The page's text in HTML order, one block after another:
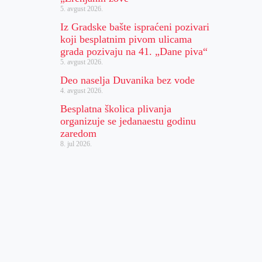
5. avgust 2026.
Iz Gradske bašte ispraćeni pozivari
koji besplatnim pivom ulicama
grada pozivaju na 41. „Dane piva“
5. avgust 2026.
Deo naselja Duvanika bez vode
4. avgust 2026.
Besplatna školica plivanja
organizuje se jedanaestu godinu
zaredom
8. jul 2026.